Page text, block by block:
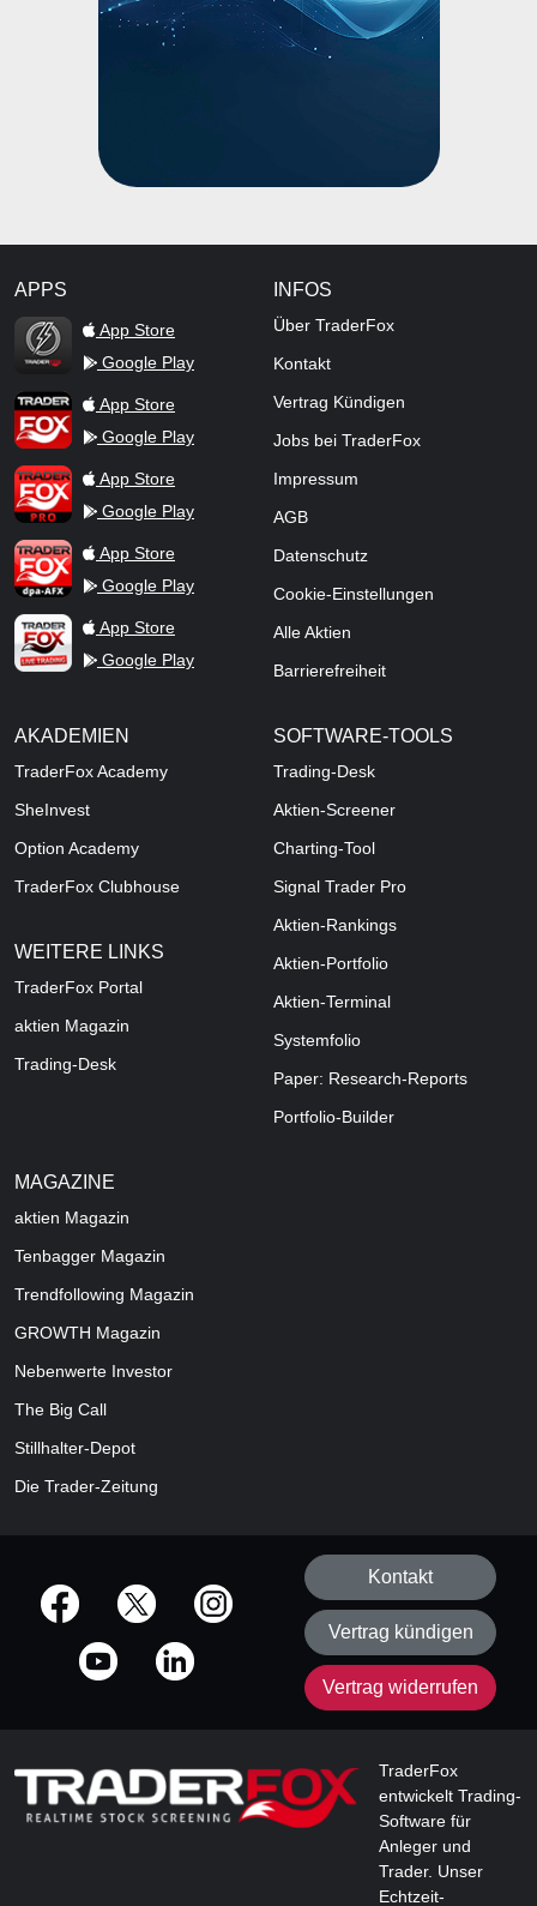
APPS
TraderFox Flash
App Store
Google Play
TraderFox AppApp Store
Google Play
TraderFox ProApp Store
Google Play
TraderFox dpa-AFX ProFeed
App Store
Google Play
TraderFox Live Trading
App Store
Google Play
INFOS
Über TraderFox
Kontakt
Vertrag Kündigen
Jobs bei TraderFox
Impressum
AGB
Datenschutz
Cookie-Einstellungen
Alle Aktien
Barrierefreiheit
AKADEMIEN
TraderFox Academy
SheInvest
Option Academy
TraderFox Clubhouse
WEITERE LINKS
TraderFox Portal
aktien Magazin
Trading-Desk
SOFTWARE-TOOLS
Trading-Desk
Aktien-Screener
Charting-Tool
Signal Trader Pro
Aktien-Rankings
Aktien-Portfolio
Aktien-Terminal
Systemfolio
Paper: Research-Reports
Portfolio-Builder
MAGAZINE
aktien Magazin
Tenbagger Magazin
Trendfollowing Magazin
GROWTH Magazin
Nebenwerte Investor
The Big Call
Stillhalter-Depot
Die Trader-Zeitung
offizielle Social Media-Accounts
Kontakt
Vertrag kündigen
Vertrag widerrufen
TraderFox
entwickelt Trading-
Software für
Anleger und
Trader. Unser
Echtzeit-